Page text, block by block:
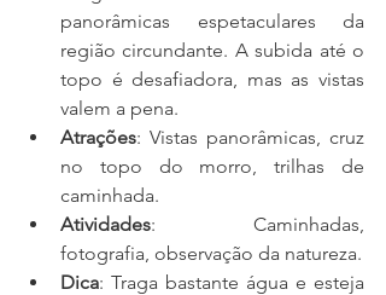
panorâmicas espetaculares da
região circundante. A subida até o
topo é desafiadora, mas as vistas
valem a pena.
Atrações: Vistas panorâmicas, cruz
no topo do morro, trilhas de
caminhada.
Atividades: Caminhadas,
fotografia, observação da natureza.
Dica: Traga bastante água e esteja